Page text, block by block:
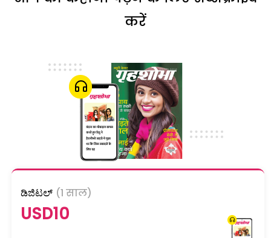
करें
ಡಿಜಿಟಲ್ (1 साल)
USD10